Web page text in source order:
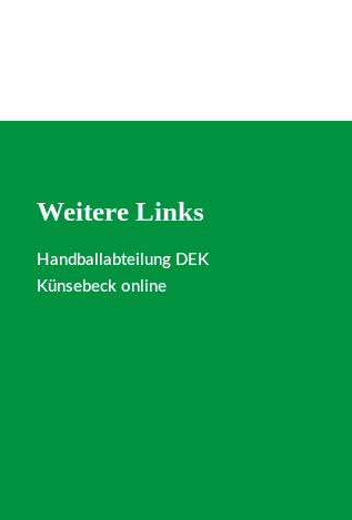
Weitere Links
Handballabteilung DEK
Künsebeck online